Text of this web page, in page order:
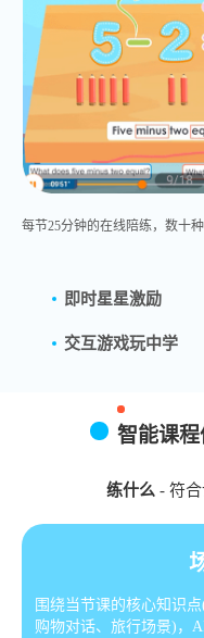
每节25分钟的在线陪练，数十
即时星星激励
交互游戏玩中学
智能课
练什么 - 符
围绕当节课的核心知识
购物对话、旅行场景)，